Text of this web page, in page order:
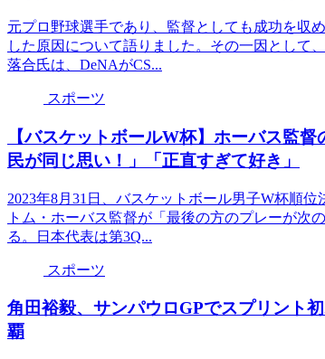
元プロ野球選手であり、監督としても成功を収
した原因について語りました。その一因として
落合氏は、DeNAがCS...
スポーツ
【バスケットボールW杯】ホーバス監
民が同じ思い！」「正直すぎて好き」
2023年8月31日、バスケットボール男子W杯順
トム・ホーバス監督が「最後の方のプレーが次
る。日本代表は第3Q...
スポーツ
角田裕毅、サンパウロGPでスプリント
覇